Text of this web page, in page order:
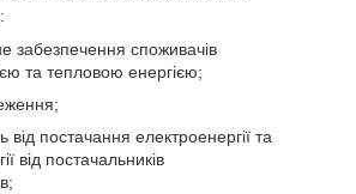
забезпечення споживачів
та тепловою енергією;
від постачання електроенергії та
від постачальників